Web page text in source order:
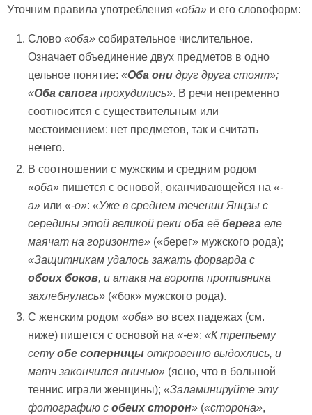
Уточним правила употребления «оба» и его словоформ:
Слово«оба»собирательное числительное.
Означает объединение двух предметов в одно
цельное понятие:«Оба они друг друга стоят»;
«Оба сапога прохудились». В речи непременно
соотносится с существительным или
местоимением: нет предметов, так и считать
нечего.
В соотношении с мужским и средним родом
«оба» пишется с основой, оканчивающейся на«-
а» или«-о»:«Уже в среднем течении Янцзы с
середины этой великой рекиоба еёберега еле
маячат на горизонте» («берег» мужского рода);
«Защитникам удалось зажать форварда с
обоих боков, и атака на ворота противника
захлебнулась» («бок» мужского рода).
С женским родом«оба» во всех падежах (см.
ниже) пишется с основой на«-е»:«К третьему
сетуобе соперницы откровенно выдохлись, и
матч закончился вничью» (ясно, что в большой
теннис играли женщины);«Заламинируйте эту
фотографию собеих сторон» («сторона»,